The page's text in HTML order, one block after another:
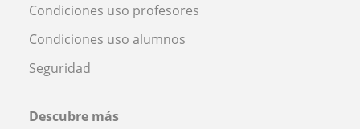
Condiciones uso profesores
Condiciones uso alumnos
Seguridad
Descubre más